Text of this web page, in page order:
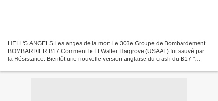
HELL'S ANGELS Les anges de la mort Le 303e Groupe de Bombardement
BOMBARDIER B17 Comment le Lt Walter Hargrove (USAAF) fut sauvé par
la Résistance. Bientôt une nouvelle version anglaise du crash du B17 "